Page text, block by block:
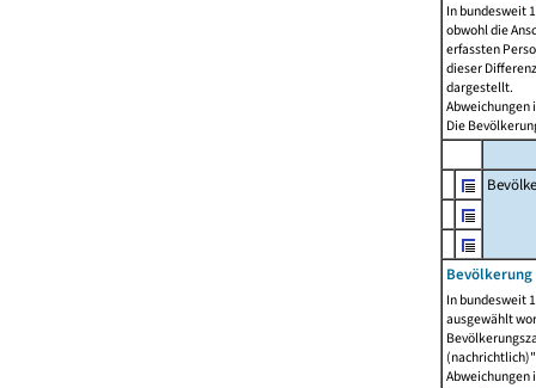
In bundesweit
obwohl die
erfassten
dieser
dargestellt.
Abweichungen
Die
In bundesweit
ausgewählt
Abweichungen